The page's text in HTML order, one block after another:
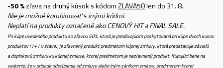
-50 %zľava na druhý kúsok s kódomZLAVA50len do 31. 8.
Nie je možné kombinovať s inými kódmi.
Neplatí na produkty označené ako CENOVÝ HIT a FINAL SALE.
Pri kúpe uvedeného produktu so zľavou 50%, ktorá je predávajúcim poskytovaná pri kúpe dvoch kusov
produktov (1+1 v zľave), je zľavnený produkt predmetom kúpnej zmluvy, ktorá predstavuje závislú
a doplnkovú zmluvu ku kúpnej zmluve, ktorej predmetom je nezľavnený produkt. Kupujúci berie na
vedomie, že v prípade odstúpenia od zmluvy alebo iným zánikom zmluvy, predmetom ktorej